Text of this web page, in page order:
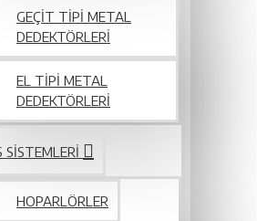
GEÇIT TIPI METAL
DEDEKTÖRLERI
EL TIPI METAL
DEDEKTÖRLERI
SISTEMLERI
HOPARLÖRLER